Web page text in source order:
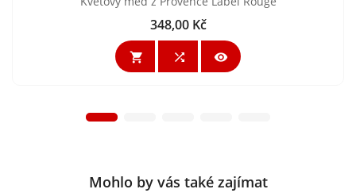
Cena
348,00 Kč
  
Mohlo by vás také zajímat